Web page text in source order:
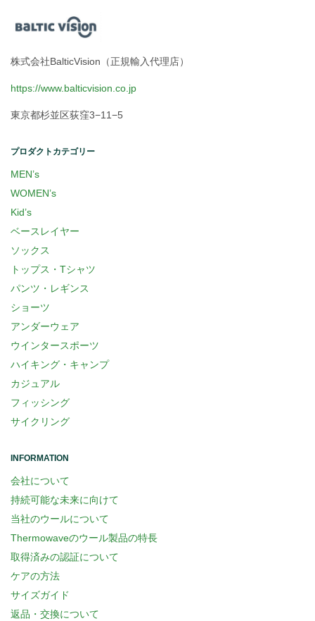
株式会社BalticVision（正規輸入代理店）
https://www.balticvision.co.jp
東京都杉並区荻窪3−11−5
プロダクトカテゴリー
MEN’s
WOMEN’s
Kid’s
ベースレイヤー
ソックス
トップス・Tシャツ
パンツ・レギンス
ショーツ
アンダーウェア
ウインタースポーツ
ハイキング・キャンプ
カジュアル
フィッシング
サイクリング
INFORMATION
会社について
持続可能な未来に向けて
当社のウールについて
Thermowaveのウール製品の特長
取得済みの認証について
ケアの方法
サイズガイド
返品・交換について